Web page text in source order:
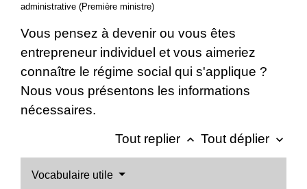
administrative (Première ministre)
Vous pensez à devenir ou vous êtes
entrepreneur individuel et vous aimeriez
connaître le régime social qui s'applique ?
Nous vous présentons les informations
nécessaires.
Tout replier keyboard_arrow_up Tout déplier keyboard_arrow_down
Vocabulaire utile